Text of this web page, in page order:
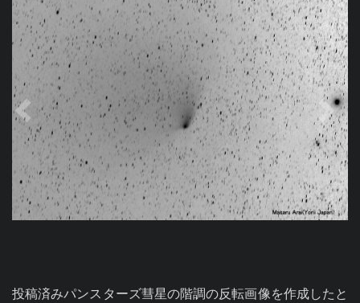
投稿済みパンスターズ彗星の階調の反転画像を作成したと